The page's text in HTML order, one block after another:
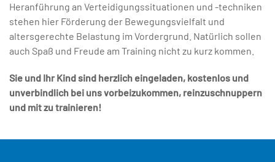
Heranführung an Verteidigungssituationen und -techniken
stehen hier Förderung der Bewegungsvielfalt und
altersgerechte Belastung im Vordergrund. Natürlich sollen
auch Spaß und Freude am Training nicht zu kurz kommen.
Sie und Ihr Kind sind herzlich eingeladen, kostenlos und
unverbindlich bei uns vorbeizukommen, reinzuschnuppern
und mit zu trainieren!